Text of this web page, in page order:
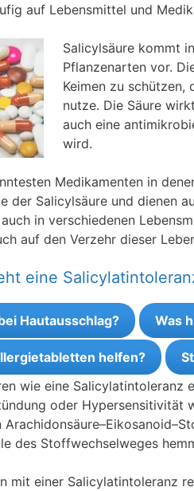
auf Lebensmittel und
Salicylsäure kommt
Pflanzenarten vor.
Keimen zu schützen,
nutze. Die Säure
auch eine
wird.
Medikamenten in
der Salicylsäure und dienen
in verschiedenen
auf den Verzehr dieser
eine
Hautausschlag? Was
helfen?
wie eine Salicylatintoleranz
oder Hypersensitivität
des Stoffwechselweges
mit einer Salicylatintoleranz